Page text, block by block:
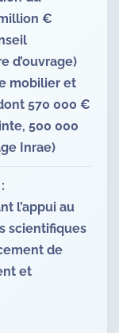
€
d’ouvrage)
mobilier et
570 000 €
500 000
Inrae)
l’appui au
scientifiques
de
et